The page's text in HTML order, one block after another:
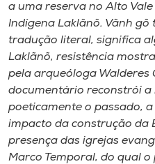
a uma reserva no Alto
Indígena Laklãnõ. Vãnh gõ
tradução literal, significa
Laklãnõ, resistência
pela arqueóloga Walderes
documentário reconstrói
poeticamente o passado,
impacto da construção da
presença das igrejas
Marco Temporal, do qual